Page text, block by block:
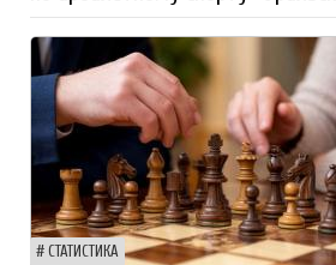
СТАТИСТИКА